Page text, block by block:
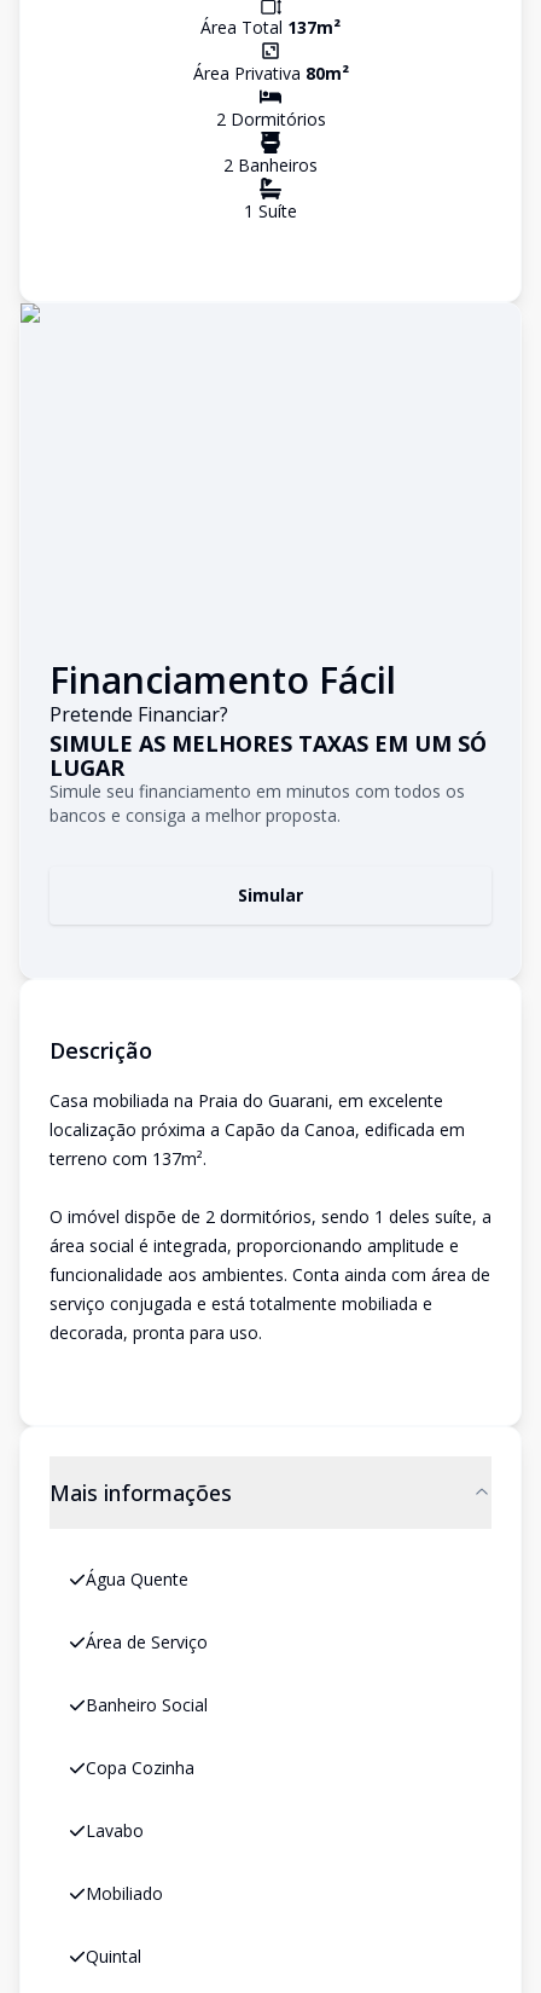
Área Total 137m²
Área Privativa 80m²
2Dormitórios
2 Banheiros
1 Suíte
Financiamento Fácil
Pretende Financiar?
SIMULE AS MELHORES TAXAS EM UM SÓ
LUGAR
Simule seu financiamento em minutos com todos os
bancos e consiga a melhor proposta.
Simular
Descrição
Casa mobiliada na Praia do Guarani, em excelente
localização próxima a Capão da Canoa, edificada em
terreno com 137m².
O imóvel dispõe de 2 dormitórios, sendo 1 deles suíte, a
área social é integrada, proporcionando amplitude e
funcionalidade aos ambientes. Conta ainda com área de
serviço conjugada e está totalmente mobiliada e
decorada, pronta para uso.
Mais informações
Água Quente
Área de Serviço
Banheiro Social
Copa Cozinha
Lavabo
Mobiliado
Quintal